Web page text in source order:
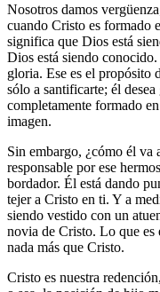
Nosotros damos
cuando Cristo es formado
significa que Dios está
Dios está siendo
gloria. Ese es el propósito
sólo a santificarte; él
completamente formado
imagen.
Sin embargo, ¿cómo él va
responsable por ese
bordador. Él está dando
tejer a Cristo en ti. Y a
siendo vestido con un
novia de Cristo. Lo que es
nada más que Cristo.
Cristo es nuestra